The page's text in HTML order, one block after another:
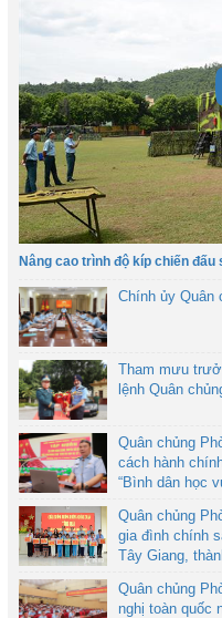
Nâng cao trình độ kíp chiến
Chính ủy Quân
Tham mưu
lệnh Quân
Quân chủng
cách hành
“Bình dân học
Quân chủng
gia đình chính
Tây Giang,
Quân chủng
nghị toàn quốc